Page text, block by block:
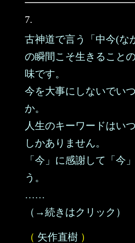
7.
古神道で言う「中今(な
の瞬間こそ生きること
味です。
今を大事にしないでい
か。
人生のキーワードはい
しかありません。
「今」に感謝して「今
う。
……
（→続きはクリック）
（ 矢作直樹 ）